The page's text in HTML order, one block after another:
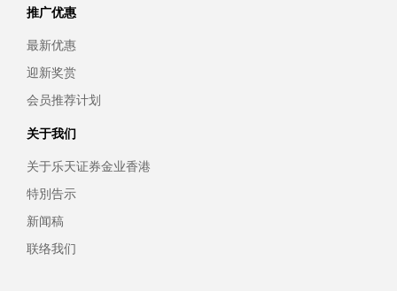
推广优惠
最新优惠
迎新奖赏
会员推荐计划
关于我们
关于乐天证券金业香港
特別告示
新闻稿
联络我们